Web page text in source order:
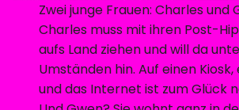
Zwei junge Frauen: Charles und
Charles muss mit ihren Post-
aufs Land ziehen und will da
Umständen hin. Auf einen
und das Internet ist zum Glück